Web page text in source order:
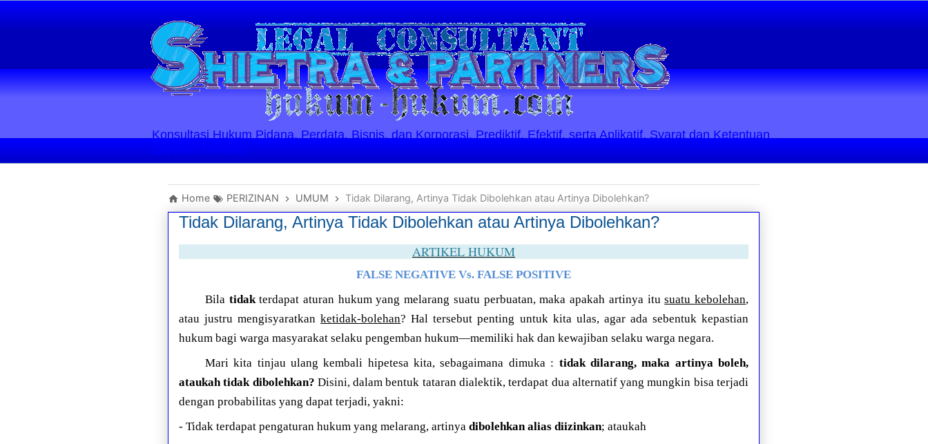
Konsultasi Hukum Pidana, Perdata, Bisnis, dan Korporasi. Prediktif, Efektif, serta Aplikatif. Syarat dan Ketentuan
Layanan Berlaku
Home PERIZINAN UMUM Tidak Dilarang, Artinya Tidak Dibolehkan atau Artinya Dibolehkan?
Tidak Dilarang, Artinya Tidak Dibolehkan atau Artinya Dibolehkan?
ARTIKEL HUKUM
FALSE NEGATIVE Vs. FALSE POSITIVE
Bila tidakterdapat aturan hukum yang melarang suatu perbuatan, maka apakah artinya itusuatu kebolehan,
atau justru mengisyaratkanketidak-bolehan? Hal tersebut penting untuk kita ulas, agar ada sebentuk kepastian
hukum bagi warga masyarakat selaku pengemban hukum—memiliki hak dan kewajiban selaku warga negara.
Mari kita tinjau ulang kembali hipetesa kita, sebagaimana dimuka : tidak dilarang, maka artinya boleh,
ataukah tidak dibolehkan? Disini, dalam bentuk tataran dialektik, terdapat dua alternatif yang mungkin bisa terjadi
dengan probabilitas yang dapat terjadi, yakni:
- Tidak terdapat pengaturan hukum yang melarang, artinya dibolehkan alias diizinkan; ataukah